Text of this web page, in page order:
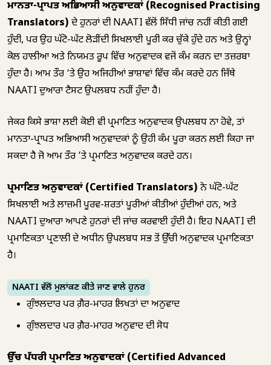
ਮਾਨਤਾ-ਪ੍ਰਾਪਤ ਅਭਿਆਸੀ ਅਨੁਵਾਦਕਾਂ (Recognised Practising
Translators) ਦੇ ਹੁਨਰਾਂ ਦੀ NAATI ਵੱਲੋਂ ਸਿੱਧੀ ਜਾਂਚ ਨਹੀਂ ਕੀਤੀ ਗਈ
ਹੁੰਦੀ, ਪਰ ਉਹ ਘੱਟੋ-ਘੱਟ ਲੋੜੀਂਦੀ ਸਿਖਲਾਈ ਪੂਰੀ ਕਰ ਚੁੱਕੇ ਹੁੰਦੇ ਹਨ ਅਤੇ ਉਨ੍ਹਾਂ
ਕੋਲ ਹਾਲੀਆ ਅਤੇ ਨਿਯਮਤ ਰੂਪ ਵਿੱਚ ਅਨੁਵਾਦਕ ਵਜੋਂ ਕੰਮ ਕਰਨ ਦਾ ਤਜ਼ਰਬਾ
ਹੁੰਦਾ ਹੈ। ਆਮ ਤੌਰ ‘ਤੇ ਉਹ ਅਜਿਹੀਆਂ ਭਾਸ਼ਾਵਾਂ ਵਿੱਚ ਕੰਮ ਕਰਦੇ ਹਨ ਜਿੱਥੇ
NAATI ਦੁਆਰਾ ਟੈਸਟ ਉਪਲਬਧ ਨਹੀਂ ਹੁੰਦਾ ਹੈ।
ਜੇਕਰ ਕਿਸੇ ਭਾਸ਼ਾ ਲਈ ਕੋਈ ਵੀ ਪ੍ਰਮਾਣਿਤ ਅਨੁਵਾਦਕ ਉਪਲਬਧ ਨਾ ਹੋਵੇ, ਤਾਂ
ਮਾਨਤਾ-ਪ੍ਰਾਪਤ ਅਭਿਆਸੀ ਅਨੁਵਾਦਕਾਂ ਨੂੰ ਉਹੀ ਕੰਮ ਪੂਰਾ ਕਰਨ ਲਈ ਕਿਹਾ ਜਾ
ਸਕਦਾ ਹੈ ਜੋ ਆਮ ਤੌਰ ’ਤੇ ਪ੍ਰਮਾਣਿਤ ਅਨੁਵਾਦਕ ਕਰਦੇ ਹਨ।
ਪ੍ਰਮਾਣਿਤ ਅਨੁਵਾਦਕਾਂ (Certified Translators) ਨੇ ਘੱਟੋ-ਘੱਟ
ਸਿਖਲਾਈ ਅਤੇ ਲਾਜ਼ਮੀ ਪੂਰਵ-ਸ਼ਰਤਾਂ ਪੂਰੀਆਂ ਕੀਤੀਆਂ ਹੁੰਦੀਆਂ ਹਨ, ਅਤੇ
NAATI ਦੁਆਰਾ ਆਪਣੇ ਹੁਨਰਾਂ ਦੀ ਜਾਂਚ ਕਰਵਾਈ ਹੁੰਦੀ ਹੈ। ਇਹ NAATI ਦੀ
ਪ੍ਰਮਾਣਿਕਤਾ ਪ੍ਰਣਾਲੀ ਦੇ ਅਧੀਨ ਉਪਲਬਧ ਸਭ ਤੋਂ ਉੱਚੀ ਅਨੁਵਾਦਕ ਪ੍ਰਮਾਣਿਕਤਾ
ਹੈ।
NAATI ਵੱਲੋਂ ਮੁਲਾਂਕਣ ਕੀਤੇ ਜਾਣ ਵਾਲੇ ਹੁਨਰ
ਗੁੰਝਲਦਾਰ ਪਰ ਗ਼ੈਰ-ਮਾਹਰ ਲਿਖਤਾਂ ਦਾ ਅਨੁਵਾਦ
ਗੁੰਝਲਦਾਰ ਪਰ ਗ਼ੈਰ-ਮਾਹਰ ਅਨੁਵਾਦ ਦੀ ਸੋਧ
ਉੱਚ ਪੱਧਰੀ ਪ੍ਰਮਾਣਿਤ ਅਨੁਵਾਦਕਾਂ (Certified Advanced